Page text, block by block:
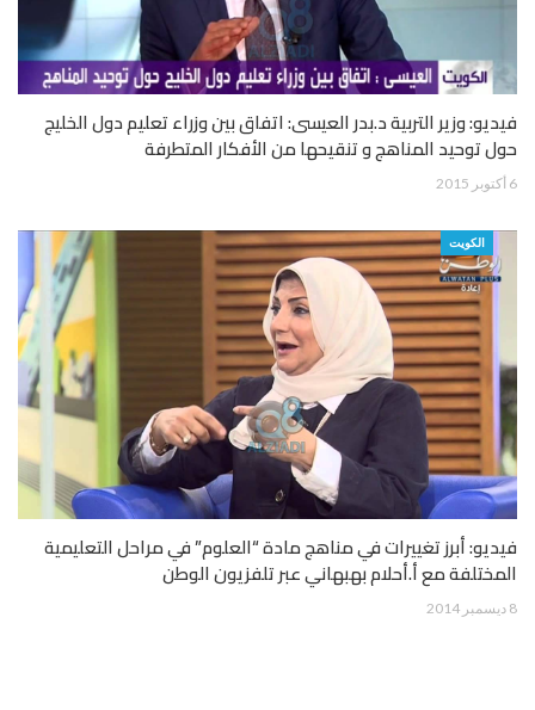
فيديو: وزير التربية د.بدر العيسى: اتفاق بين وزراء تعليم دول الخليج
حول توحيد المناهج و تنقيحها من الأفكار المتطرفة
6 أكتوبر 2015
الكويت
فيديو: أبرز تغييرات في مناهج مادة “العلوم” في مراحل التعليمية
المختلفة مع أ.أحلام بهبهاني عبر تلفزيون الوطن
8 ديسمبر 2014